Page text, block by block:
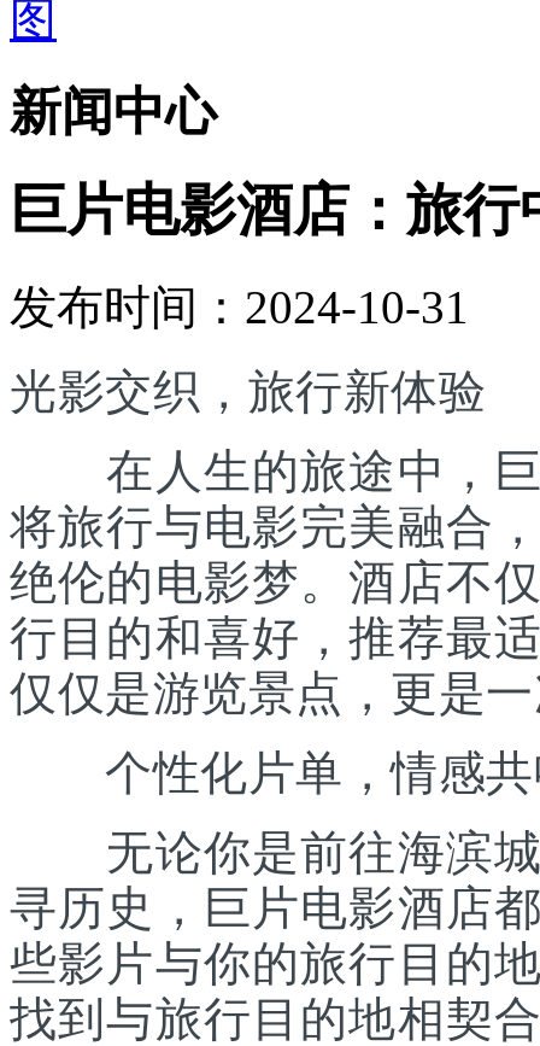
新闻中心
巨片电影酒店：旅
发布时间：2024-10-31
光影交织，旅行新体验
在人生的旅途中，巨
将旅行与电影完美融合
绝伦的电影梦。酒店不
行目的和喜好，推荐最
仅仅是游览景点，更是
个性化片单，情感共
无论你是前往海滨城
寻历史，巨片电影酒店
些影片与你的旅行目的
找到与旅行目的地相契